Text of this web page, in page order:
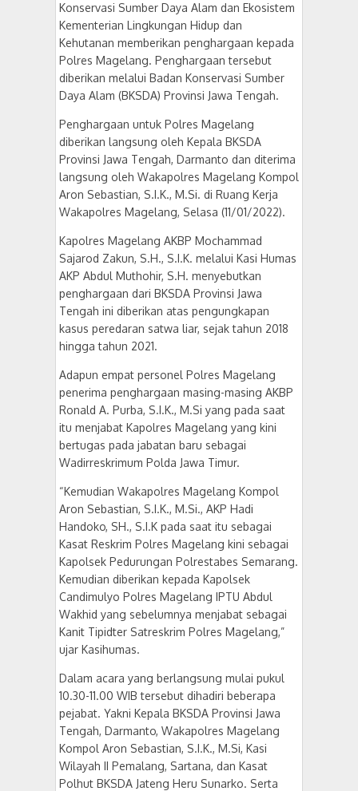
Konservasi Sumber Daya Alam dan Ekosistem
Kementerian Lingkungan Hidup dan
Kehutanan memberikan penghargaan kepada
Polres Magelang. Penghargaan tersebut
diberikan melalui Badan Konservasi Sumber
Daya Alam (BKSDA) Provinsi Jawa Tengah.
Penghargaan untuk Polres Magelang
diberikan langsung oleh Kepala BKSDA
Provinsi Jawa Tengah, Darmanto dan diterima
langsung oleh Wakapolres Magelang Kompol
Aron Sebastian, S.I.K., M.Si. di Ruang Kerja
Wakapolres Magelang, Selasa (11/01/2022).
Kapolres Magelang AKBP Mochammad
Sajarod Zakun, S.H., S.I.K. melalui Kasi Humas
AKP Abdul Muthohir, S.H. menyebutkan
penghargaan dari BKSDA Provinsi Jawa
Tengah ini diberikan atas pengungkapan
kasus peredaran satwa liar, sejak tahun 2018
hingga tahun 2021.
Adapun empat personel Polres Magelang
penerima penghargaan masing-masing AKBP
Ronald A. Purba, S.I.K., M.Si yang pada saat
itu menjabat Kapolres Magelang yang kini
bertugas pada jabatan baru sebagai
Wadirreskrimum Polda Jawa Timur.
“Kemudian Wakapolres Magelang Kompol
Aron Sebastian, S.I.K., M.Si., AKP Hadi
Handoko, SH., S.I.K pada saat itu sebagai
Kasat Reskrim Polres Magelang kini sebagai
Kapolsek Pedurungan Polrestabes Semarang.
Kemudian diberikan kepada Kapolsek
Candimulyo Polres Magelang IPTU Abdul
Wakhid yang sebelumnya menjabat sebagai
Kanit Tipidter Satreskrim Polres Magelang,”
ujar Kasihumas.
Dalam acara yang berlangsung mulai pukul
10.30-11.00 WIB tersebut dihadiri beberapa
pejabat. Yakni Kepala BKSDA Provinsi Jawa
Tengah, Darmanto, Wakapolres Magelang
Kompol Aron Sebastian, S.I.K., M.Si, Kasi
Wilayah II Pemalang, Sartana, dan Kasat
Polhut BKSDA Jateng Heru Sunarko. Serta